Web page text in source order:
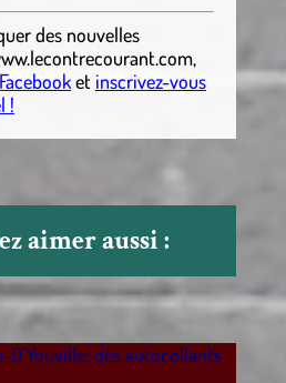
des nouvelles
,
et inscrivez-vous
!
aimer aussi :